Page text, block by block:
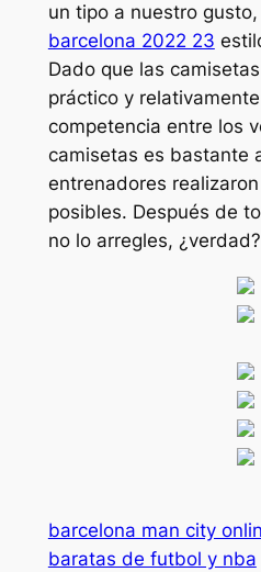
un tipo a nuestro gusto,
barcelona 2022 23
Dado que las
práctico y
competencia entre los
camisetas es bastante
entrenadores
posibles. Después de
no lo arregles, ¿verdad?
barcelona man city
baratas de futbol y nba